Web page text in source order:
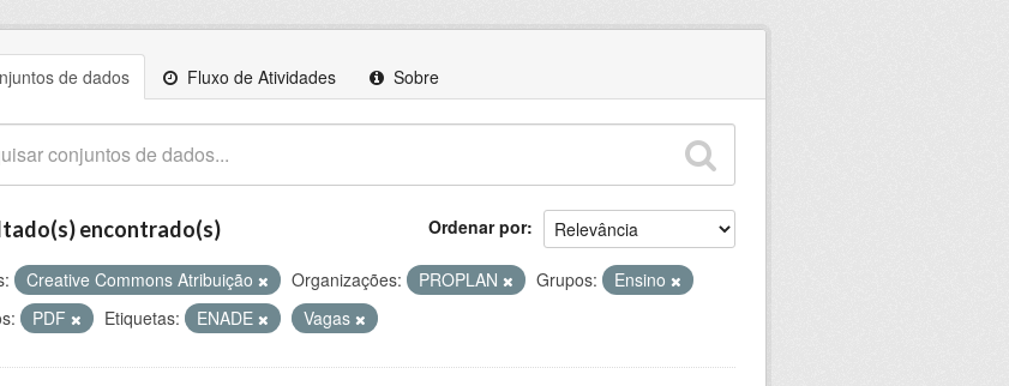
do
Github
de dados Fluxo de Atividades Sobre
Ordenar por
encontrado(s)
Creative Commons Atribuição Organizações: PROPLAN Grupos:
Ensino
PDF Etiquetas: ENADE Vagas